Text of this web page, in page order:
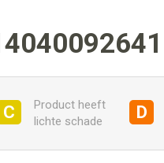
C
Product heeft
lichte schade
D